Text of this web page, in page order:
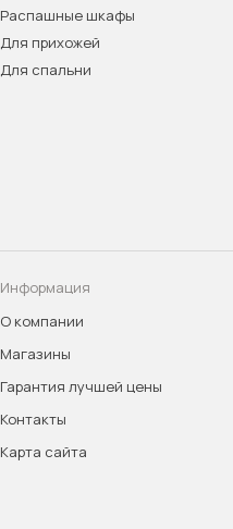
Распашные шкафы
Для прихожей
Для спальни
Информация
О компании
Магазины
Гарантия лучшей цены
Контакты
Карта сайта